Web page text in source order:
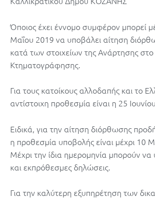
Όποιος έχει έννομο συμφέρον μπορεί
Μαΐου 2019 να υποβάλει αίτηση
κατά των στοιχείων της Ανάρτησης
Κτηματογράφησης.
Για τους κατοίκους αλλοδαπής και το
αντίστοιχη προθεσμία είναι η 25
Ειδικά, για την αίτηση διόρθωσης
η προθεσμία υποβολής είναι μέχρι 10
Μέχρι την ίδια ημερομηνία μπορούν να
και εκπρόθεσμες δηλώσεις.
Για την καλύτερη εξυπηρέτηση των